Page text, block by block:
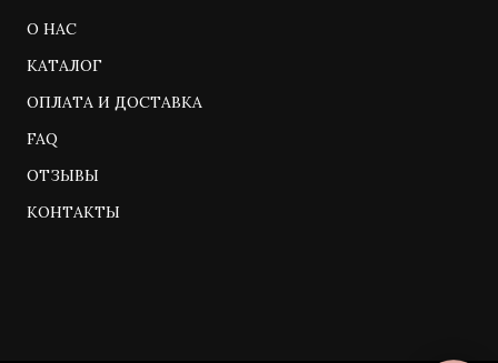
О НАС
КАТАЛОГ
ОПЛАТА И ДОСТАВКА
FAQ
ОТЗЫВЫ
КОНТАКТЫ